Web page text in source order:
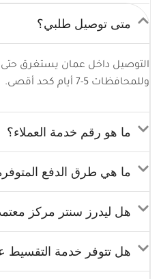
متى توصيل طلبي؟
وللمحافظات 5-7 أيام كحد أقصى.
ما هو رقم خدمة العملاء؟
ما هي طرق الدفع
هل ليدرز سنتر مركز
هل تتوفر خدمة التقسيط